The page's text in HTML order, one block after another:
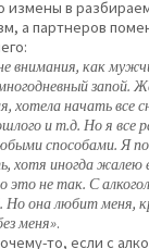
измены в
а партнеров
внимания, как
запой.
хотела начать все
и т.д. Но я все
способами. Я
хотя иногда жалею
не так. С
она любит меня,
меня».
то, если с